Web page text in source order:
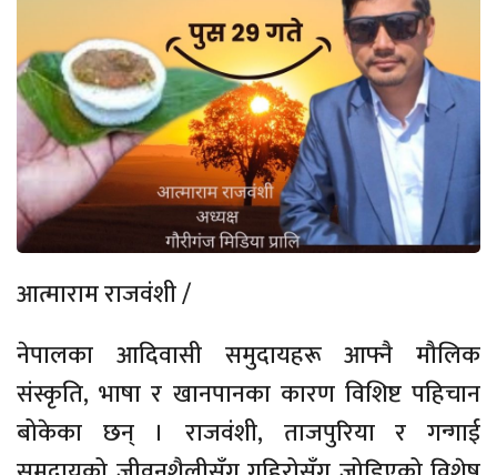
आत्माराम राजवंशी /
नेपालका आदिवासी समुदायहरू आफ्नै मौलिक
संस्कृति, भाषा र खानपानका कारण विशिष्ट पहिचान
बोकेका छन् । राजवंशी, ताजपुरिया र गन्गाई